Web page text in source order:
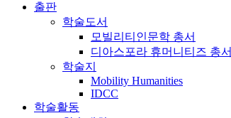
출판
학술도서
모빌리티인문학 총서
디아스포라 휴머니티즈 총서
학술지
Mobility Humanities
IDCC
학술활동